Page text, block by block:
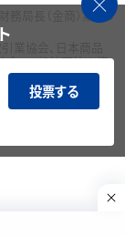
務局長（金商）第195
業協会、日本商品
、一般社団法人資
投票する